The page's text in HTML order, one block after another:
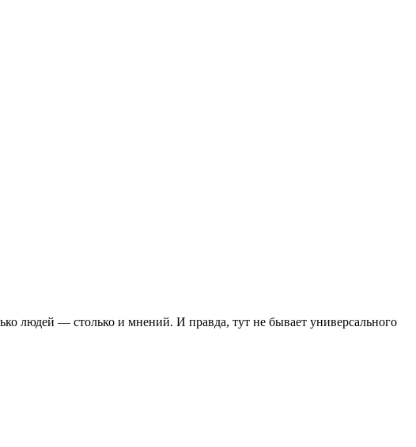
людей — столько и мнений. И правда, тут не бывает универсального